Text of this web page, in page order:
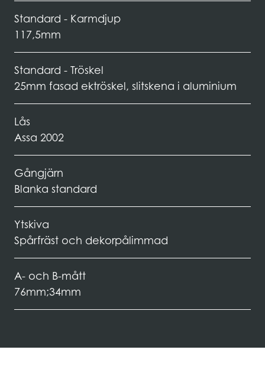
Standard - Karmdjup
117,5mm
Standard - Tröskel
25mm fasad ektröskel, slitskena i aluminium
Lås
Assa 2002
Gångjärn
Blanka standard
Ytskiva
Spårfräst och dekorpålimmad
A- och B-mått
76mm;34mm